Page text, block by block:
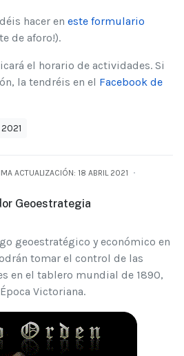
hacer en este formulario
de aforo!).
el horario de actividades. Si
la tendréis en el Facebook de
2021
ACTUALIZACIÓN: 18 ABRIL 2021
Geoestrategia
geoestratégico y económico en
tomar el control de las
en el tablero mundial de 1890,
Victoriana.